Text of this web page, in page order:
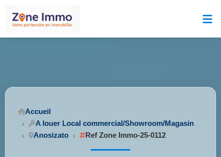
Accueil
A louer Local commercial/Showroom/Magasin
Anosizato
Ref Zone Immo-25-0112